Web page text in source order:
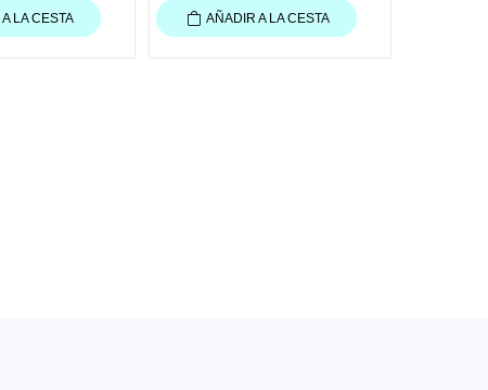
LA CESTA AÑADIR A LA CESTA